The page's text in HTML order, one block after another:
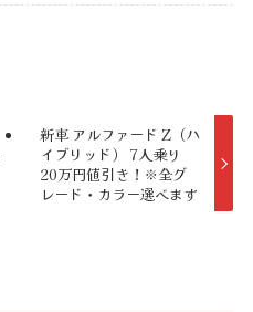
新車 アルファード Z（ハ
イブリッド） 7人乗り
20万円値引き！※全グ
レード・カラー選べます